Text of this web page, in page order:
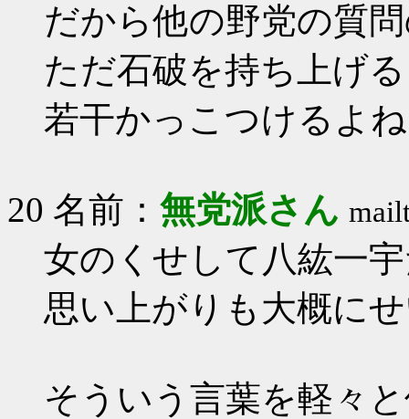
だから他の野党の質
ただ石破を持ち上げ
若干かっこつけるよ
20 名前： 無党派さん
女のくせして八紘一
思い上がりも大概に
そういう言葉を軽々